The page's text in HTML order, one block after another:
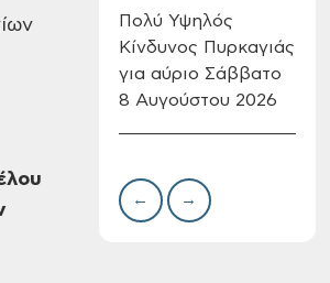
Επαναλειτουργία
του συστήματος
Πολύ Υψηλός
Κίνδυνος Πυρκαγιάς
για αύριο Σάββατο
8 Αυγούστου 2026
← →